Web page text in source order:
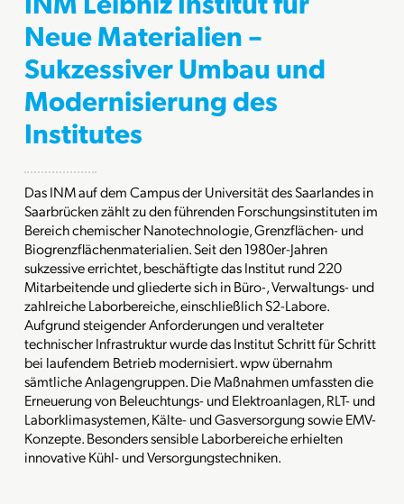
Neue Materialien –
Sukzessiver Umbau und
Modernisierung des
Institutes
Das INM auf dem Campus der Universität des Saarlandes in
Saarbrücken zählt zu den führenden Forschungsinstituten im
Bereich chemischer Nanotechnologie, Grenzflächen- und
Biogrenzflächenmaterialien. Seit den 1980er-Jahren
sukzessive errichtet, beschäftigte das Institut rund 220
Mitarbeitende und gliederte sich in Büro-, Verwaltungs- und
zahlreiche Laborbereiche, einschließlich S2-Labore.
Aufgrund steigender Anforderungen und veralteter
technischer Infrastruktur wurde das Institut Schritt für Schritt
bei laufendem Betrieb modernisiert. wpw übernahm
sämtliche Anlagengruppen. Die Maßnahmen umfassten die
Erneuerung von Beleuchtungs- und Elektroanlagen, RLT- und
Laborklimasystemen, Kälte- und Gasversorgung sowie EMV-
Konzepte. Besonders sensible Laborbereiche erhielten
innovative Kühl- und Versorgungstechniken.